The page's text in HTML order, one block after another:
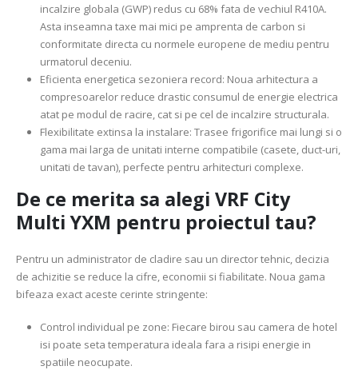
incalzire globala (GWP) redus cu 68% fata de vechiul R410A.
Asta inseamna taxe mai mici pe amprenta de carbon si
conformitate directa cu normele europene de mediu pentru
urmatorul deceniu.
Eficienta energetica sezoniera record: Noua arhitectura a
compresoarelor reduce drastic consumul de energie electrica
atat pe modul de racire, cat si pe cel de incalzire structurala.
Flexibilitate extinsa la instalare: Trasee frigorifice mai lungi si o
gama mai larga de unitati interne compatibile (casete, duct-uri,
unitati de tavan), perfecte pentru arhitecturi complexe.
De ce merita sa alegi VRF City
Multi YXM pentru proiectul tau?
Pentru un administrator de cladire sau un director tehnic, decizia
de achizitie se reduce la cifre, economii si fiabilitate. Noua gama
bifeaza exact aceste cerinte stringente:
Control individual pe zone: Fiecare birou sau camera de hotel
isi poate seta temperatura ideala fara a risipi energie in
spatiile neocupate.